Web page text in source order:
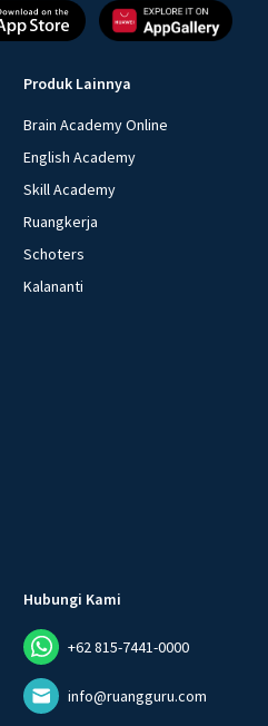
Produk Lainnya
Brain Academy Online
English Academy
Skill Academy
Ruangkerja
Schoters
Kalananti
Hubungi Kami
+62 815-7441-0000
info@ruangguru.com